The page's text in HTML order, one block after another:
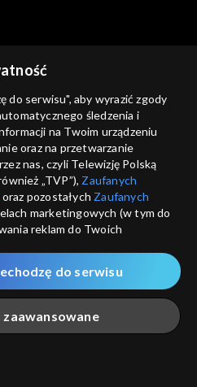
10.12.2025, 12:10
Agrobiznes
do serwisu", aby wyrazić zgody
śledzenia i
na Twoim urządzeniu
oraz na przetwarzanie
nas, czyli Telewizję Polską
„TVP”), Zaufanych
oraz pozostałych Zaufanych
marketingowych (w tym do
reklam do Twoich
zgody na udostępnianie
do Google.
podczas odwiedzania przez
serwisówzwanych dalej
za pomocą
do serwisu